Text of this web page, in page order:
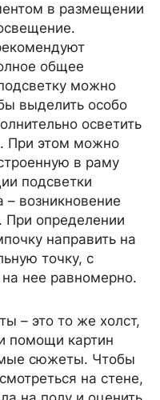
в размещении
общее
можно
выделить особо
осветить
При этом можно
в раму
подсветки
возникновение
При определении
направить на
точку, с
на нее равномерно.
– это то же холст,
помощи картин
сюжеты. Чтобы
на стене,